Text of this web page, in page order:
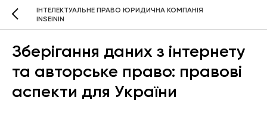
ІНТЕЛЕКТУАЛЬНЕ ПРАВО ЮРИДИЧНА КОМПАНІЯ
INSEININ
Зберігання даних з інтернету
та авторське право: правові
аспекти для України